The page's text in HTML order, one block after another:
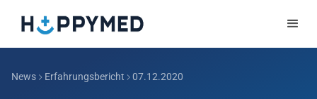
News Erfahrungsbericht 07.12.2020